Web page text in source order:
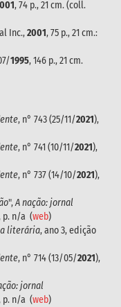
, 74 p., 21 cm. (coll.
Inc.,2001, 75 p., 21 cm.:
1995, 146 p., 21 cm.
, n° 743 (25/11/2021),
, n° 741 (10/11/2021),
, n° 737 (14/10/2021),
",A nação: jornal
p. n/a (web)
literária, ano 3, edição
, n° 714 (13/05/2021),
jornal
p. n/a (web)